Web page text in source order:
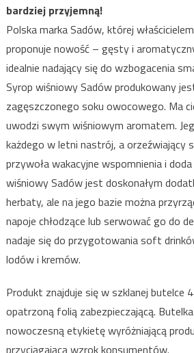
bardziej przyjemną!
Polska marka Sadów, której
proponuje nowość – gęsty i
idealnie nadający się do wzbogacenia
Syrop wiśniowy Sadów produkowany
zagęszczonego soku owocowego. Ma
uwodzi swym wiśniowym aromatem.
każdego w letni nastrój, a orzeźwiający
przywoła wakacyjne wspomnienia i
wiśniowy Sadów jest doskonałym
herbaty, ale na jego bazie można
napoje chłodzące lub serwować go do
nadaje się do przygotowania soft
lodów i kremów.
Produkt znajduje się w szklanej butelce
opatrzoną folią zabezpieczającą.
nowoczesną etykietę wyróżniającą
przyciągającą wzrok konsumentów.